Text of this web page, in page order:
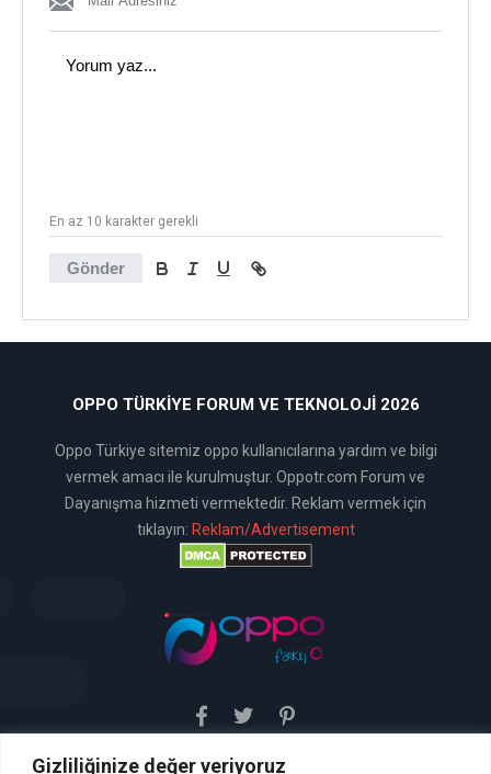
Gizliliğinize değer veriyoruz
Gönder
En az 10 karakter gerekli
OPPO TÜRKIYE FORUM VE TEKNOLOJI 2026
Oppo Türkiye sitemiz oppo kullanıcılarına yardım ve bilgi
vermek amacı ile kurulmuştur. Oppotr.com Forum ve
Dayanışma hizmeti vermektedir. Reklam vermek için
tıklayın: Reklam/Advertisement